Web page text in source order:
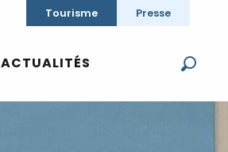
Tourisme Presse
ACTUALITÉS